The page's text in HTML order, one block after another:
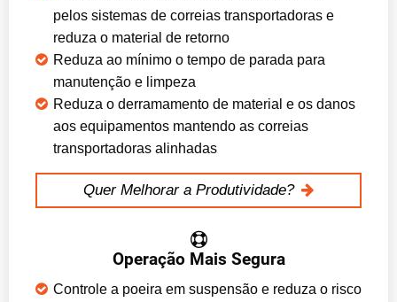
pelos sistemas de correias transportadoras e
reduza o material de retorno
Reduza ao mínimo o tempo de parada para
manutenção e limpeza
Reduza o derramamento de material e os danos
aos equipamentos mantendo as correias
transportadoras alinhadas
Quer Melhorar a Produtividade?
Operação Mais Segura
Controle a poeira em suspensão e reduza o risco